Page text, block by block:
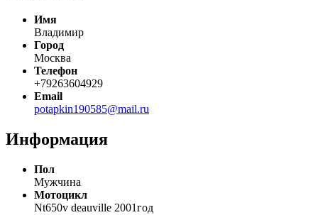
Имя
Владимир
Город
Москва
Телефон
+79263604929
Email
potapkin190585@mail.ru
Информация
Пол
Мужчина
Мотоцикл
Nt650v deauville 2001год